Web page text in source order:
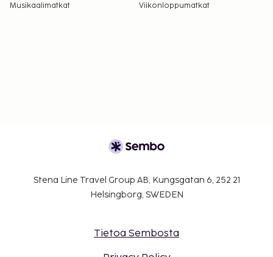
Musikaalimatkat
Viikonloppumatkat
Stena Line Travel Group AB, Kungsgatan 6, 252 21
Helsingborg, SWEDEN
Tietoa Sembosta